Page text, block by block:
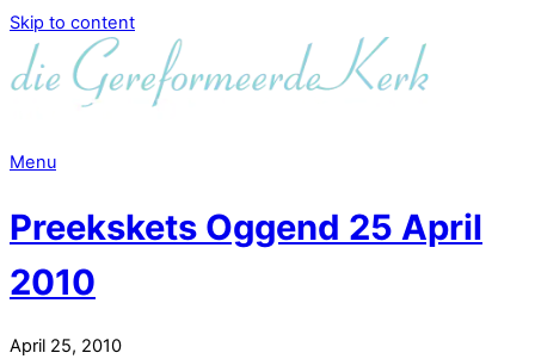
Skip to content
Menu
Preekskets Oggend 25 April
2010
April 25, 2010